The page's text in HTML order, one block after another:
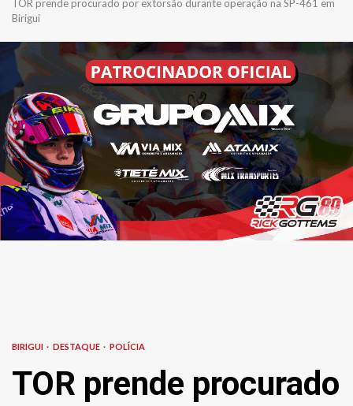
TOR prende procurado por extorsão durante operação na SP-461 em
Birigui
BIRIGUI DESTAQUE POLÍCIA
TOR prende procurado